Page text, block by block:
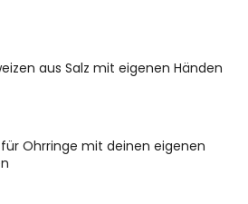
aus Salz mit eigenen Händen
Ohrringe mit deinen eigenen